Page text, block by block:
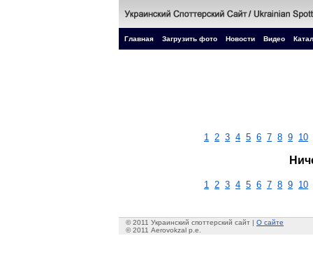
Главная Загрузить фото Новости Видео
1 2 3 4 5 6 7 8 9 10
1 2 3 4 5 6 7 8 9 10
© 2011 Украинский споттерский сайт | О сайте
© 2011 Aerovokzal p.e.